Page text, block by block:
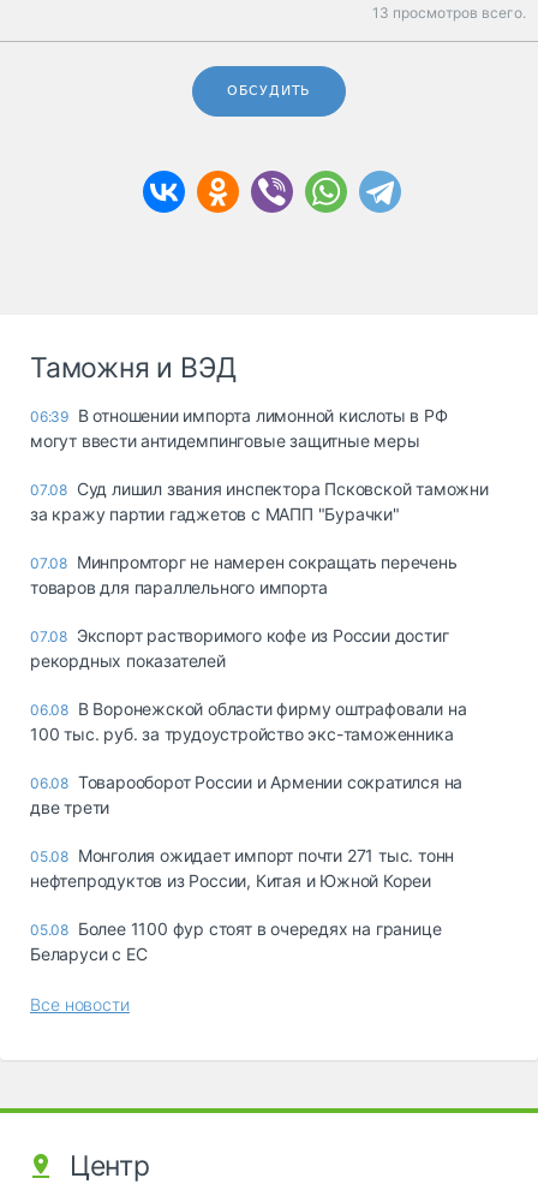
13 просмотров всего.
ОБСУДИТЬ
Таможня и ВЭД
06:39 В отношении импорта лимонной кислоты в РФ
могут ввести антидемпинговые защитные меры
07.08 Суд лишил звания инспектора Псковской таможни
за кражу партии гаджетов с МАПП "Бурачки"
07.08 Минпромторг не намерен сокращать перечень
товаров для параллельного импорта
07.08 Экспорт растворимого кофе из России достиг
рекордных показателей
06.08 В Воронежской области фирму оштрафовали на
100 тыс. руб. за трудоустройство экс-таможенника
06.08 Товарооборот России и Армении сократился на
две трети
05.08 Монголия ожидает импорт почти 271 тыс. тонн
нефтепродуктов из России, Китая и Южной Кореи
05.08 Более 1100 фур стоят в очередях на границе
Беларуси с ЕС
Все новости
Центр